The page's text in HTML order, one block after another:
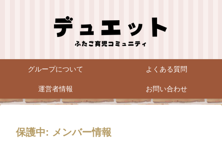
グループについて よくある質問
運営者情報 お問い合わせ
保護中: メンバー情報